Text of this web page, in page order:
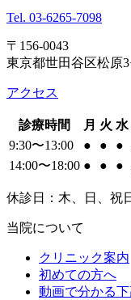
Tel. 03-6265-7098
〒156-0043
東京都世田谷区松原
アクセス
診療時間 月 火 水
9:30〜13:00
● ● ●
14:00〜18:00 ● ● ●
休診日：木、日、祝
当院について
クリニック案内
初めての方へ
動画で分かる